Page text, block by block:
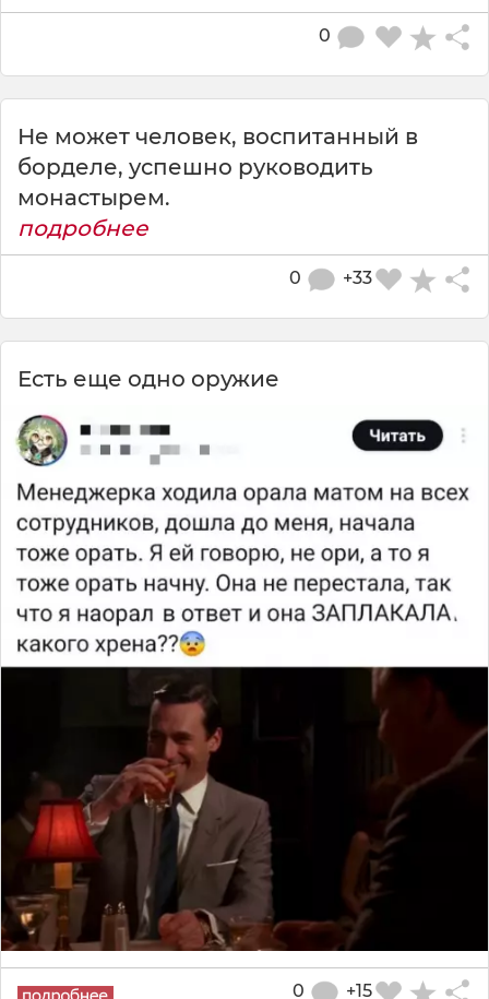
0
Не может человек, воспитанный в
борделе, успешно руководить
монастырем.
подробнее
+33
0
Есть еще одно оружие
+15
0